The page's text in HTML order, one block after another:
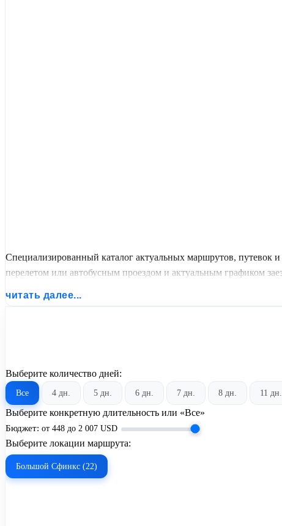
Специализированный каталог актуальных маршрутов,
перелетом или автобусным проездом и актуальным графиком
читать далее...
Выберите количество дней:
Все 4 дн. 5 дн. 6 дн. 7 дн. 8 дн. 11 дн.
Выберите конкретную длительность или «Все»
Бюджет: от 448 до 2 007 USD
Выберите локации маршрута:
Большой Сфинкс (22)